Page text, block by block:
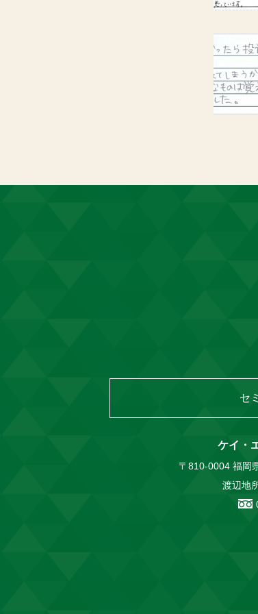
セ
ケイ・
〒810-0004 福岡
渡辺地